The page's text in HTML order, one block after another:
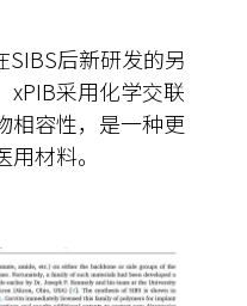
后新研发的另
xPIB采用化学交联
相容性，是一种更
材料。